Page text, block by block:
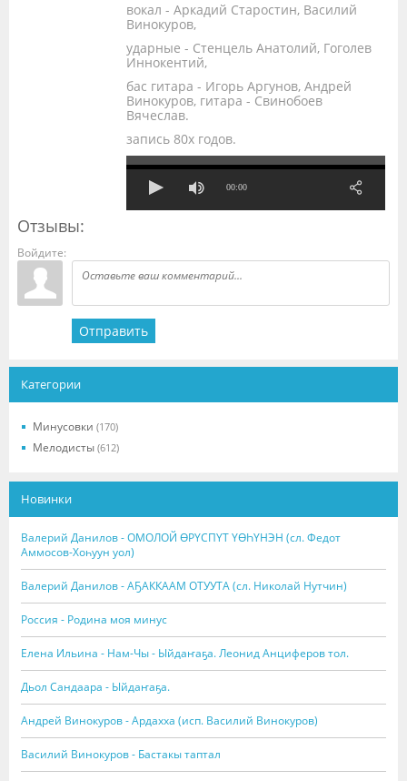
вокал - Аркадий Старостин, Василий
Винокуров,
ударные - Стенцель Анатолий, Гоголев
Иннокентий,
бас гитара - Игорь Аргунов, Андрей
Винокуров, гитара - Свинобоев
Вячеслав.
запись 80х годов.
00:00
Отзывы:
Войдите:
Отправить
Категории
Минусовки (170)
Мелодисты (612)
Новинки
Валерий Данилов - ОМОЛОЙ ӨРҮСПҮТ ҮӨҺҮНЭН (сл. Федот
Аммосов-Хоһуун уол)
Валерий Данилов - АҔАККААМ ОТУУТА (сл. Николай Нутчин)
Россия - Родина моя минус
Елена Ильина - Нам-Чы - Ыйдаҥаҕа. Леонид Анциферов тол.
Дьол Сандаара - Ыйдаҥаҕа.
Андрей Винокуров - Ардахха (исп. Василий Винокуров)
Василий Винокуров - Бастакы таптал